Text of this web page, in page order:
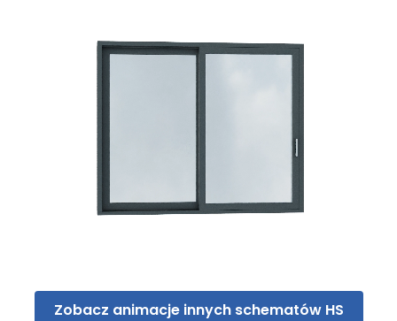
Zobacz animacje innych schematów HS